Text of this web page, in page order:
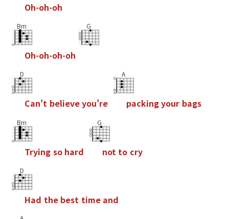
Oh-oh-oh
Bm
Oh-oh-oh-oh
G
D
Can't believeyou're
A
packingyour bags
Bm
Trying so hard
G
not to cry
D
Had the best time and